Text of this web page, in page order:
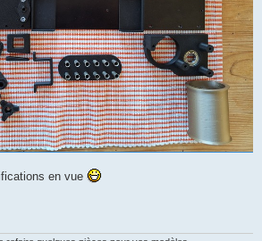
en vue